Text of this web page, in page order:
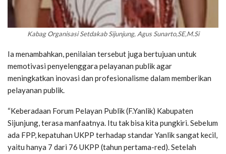
Kabag Organisasi Setdakab Sijunjung, Agus Sunarto,SE,M.Si
Ia menambahkan, penilaian tersebut juga bertujuan untuk
memotivasi penyelenggara pelayanan publik agar
meningkatkan inovasi dan profesionalisme dalam memberikan
pelayanan publik.
“Keberadaan Forum Pelayan Publik (F.Yanlik) Kabupaten
Sijunjung, terasa manfaatnya. Itu tak bisa kita pungkiri. Sebelum
ada FPP, kepatuhan UKPP terhadap standar Yanlik sangat kecil,
yaitu hanya 7 dari 76 UKPP (tahun pertama-red). Setelah